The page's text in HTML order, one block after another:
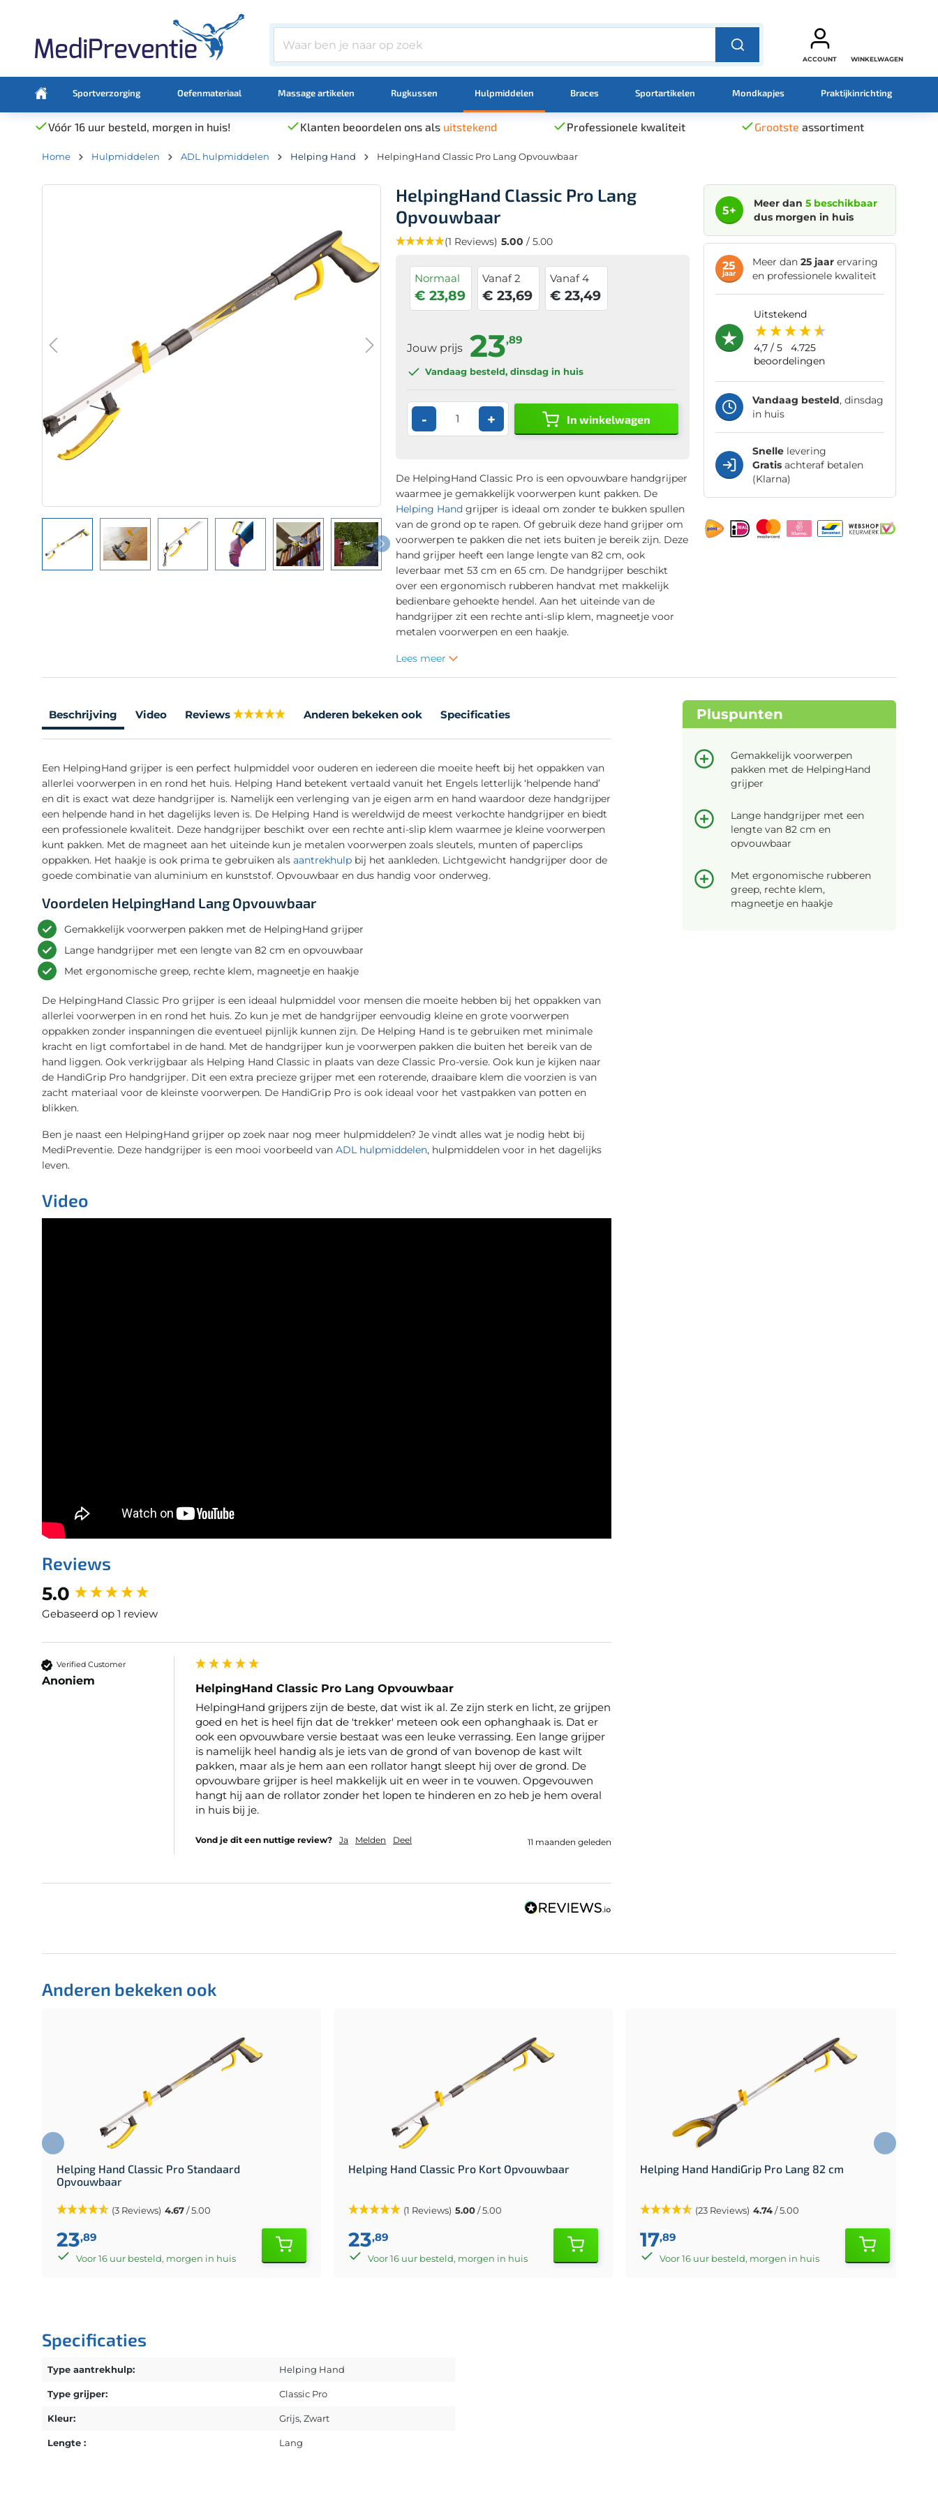
ACCOUNT WINKELWAGEN
Sportverzorging Oefenmateriaal Massage artikelen Rugkussen Hulpmiddelen Braces Sportartikelen Mondkapjes Praktijkinrichting
Vóór 16 uur besteld, morgen in huis! Klanten beoordelen ons als uitstekend Professionele kwaliteit Grootste assortiment
Home Hulpmiddelen ADL hulpmiddelen Helping Hand HelpingHand Classic Pro Lang Opvouwbaar
HelpingHand Classic Pro Lang
Opvouwbaar
(1 Reviews) 5.00 / 5.00
Normaal
€ 23,89
Vanaf 2
€ 23,69
Vanaf 4
€ 23,49
Jouw prijs 23,89
Vandaag besteld, dinsdag in huis
- + In winkelwagen
De HelpingHand Classic Pro is een opvouwbare handgrijper
waarmee je gemakkelijk voorwerpen kunt pakken. De
Helping Handgrijper is ideaal om zonder te bukken spullen
van de grond op te rapen. Of gebruik deze hand grijper om
voorwerpen te pakken die net iets buiten je bereik zijn. Deze
hand grijper heeft een lange lengte van 82 cm, ook
leverbaar met 53 cm en 65 cm. De handgrijper beschikt
over een ergonomisch rubberen handvat met makkelijk
bedienbare gehoekte hendel. Aan het uiteinde van de
handgrijper zit een rechte anti-slip klem, magneetje voor
metalen voorwerpen en een haakje.
Lees meer
5+
Meer dan 5 beschikbaar
dus morgen in huis
25
jaar
Meer dan 25 jaarervaring
en professionele kwaliteit
uitstekend
4,7/ 5
4.725
beoordelingen
Vandaag besteld, dinsdag
in huis
Snellelevering
Gratisachteraf betalen
(Klarna)
Beschrijving Video Reviews Anderen bekeken ook Specificaties
Een HelpingHand grijper is een perfect hulpmiddel voor ouderen en iedereen die moeite heeft bij het oppakken van
allerlei voorwerpen in en rond het huis. Helping Hand betekent vertaald vanuit het Engels letterlijk ‘helpende hand’
en dit is exact wat deze handgrijper is. Namelijk een verlenging van je eigen arm en hand waardoor deze handgrijper
een helpende hand in het dagelijks leven is. De Helping Hand is wereldwijd de meest verkochte handgrijper en biedt
een professionele kwaliteit. Deze handgrijper beschikt over een rechte anti-slip klem waarmee je kleine voorwerpen
kunt pakken. Met de magneet aan het uiteinde kun je metalen voorwerpen zoals sleutels, munten of paperclips
oppakken. Het haakje is ook prima te gebruiken als aantrekhulp bij het aankleden. Lichtgewicht handgrijper door de
goede combinatie van aluminium en kunststof. Opvouwbaar en dus handig voor onderweg.
Voordelen HelpingHand Lang Opvouwbaar
Gemakkelijk voorwerpen pakken met de HelpingHand grijper
Lange handgrijper met een lengte van 82 cm en opvouwbaar
Met ergonomische greep, rechte klem, magneetje en haakje
De HelpingHand Classic Pro grijper is een ideaal hulpmiddel voor mensen die moeite hebben bij het oppakken van
allerlei voorwerpen in en rond het huis. Zo kun je met de handgrijper eenvoudig kleine en grote voorwerpen
oppakken zonder inspanningen die eventueel pijnlijk kunnen zijn. De Helping Hand is te gebruiken met minimale
kracht en ligt comfortabel in de hand. Met de handgrijper kun je voorwerpen pakken die buiten het bereik van de
hand liggen. Ook verkrijgbaar als Helping Hand Classic in plaats van deze Classic Pro-versie. Ook kun je kijken naar
de HandiGrip Pro handgrijper. Dit een extra precieze grijper met een roterende, draaibare klem die voorzien is van
zacht materiaal voor de kleinste voorwerpen. De HandiGrip Pro is ook ideaal voor het vastpakken van potten en
blikken.
Ben je naast een HelpingHand grijper op zoek naar nog meer hulpmiddelen? Je vindt alles wat je nodig hebt bij
MediPreventie. Deze handgrijper is een mooi voorbeeld van ADL hulpmiddelen, hulpmiddelen voor in het dagelijks
leven.
Video
Reviews
5.0
Gebaseerd op 1 review
Verified Customer
Anoniem
HelpingHand Classic Pro Lang Opvouwbaar
HelpingHand grijpers zijn de beste, dat wist ik al. Ze zijn sterk en licht, ze grijpen
goed en het is heel fijn dat de 'trekker' meteen ook een ophanghaak is. Dat er
ook een opvouwbare versie bestaat was een leuke verrassing. Een lange grijper
is namelijk heel handig als je iets van de grond of van bovenop de kast wilt
pakken, maar als je hem aan een rollator hangt sleept hij over de grond. De
opvouwbare grijper is heel makkelijk uit en weer in te vouwen. Opgevouwen
hangt hij aan de rollator zonder het lopen te hinderen en zo heb je hem overal
in huis bij je.
Vond je dit een nuttige review? Ja Melden Deel 11 maanden geleden
New content loaded
Pluspunten
Gemakkelijk voorwerpen
pakken met de HelpingHand
grijper
Lange handgrijper met een
lengte van 82 cm en
opvouwbaar
Met ergonomische rubberen
greep, rechte klem,
magneetje en haakje
Anderen bekeken ook
Helping Hand Classic Pro Standaard
Opvouwbaar
(3 Reviews) 4.67/ 5.00
23,89
Voor 16 uur besteld, morgen in huis
Helping Hand Classic Pro Kort Opvouwbaar
(1 Reviews) 5.00/ 5.00
23,89
Voor 16 uur besteld, morgen in huis
Helping Hand HandiGrip Pro Lang 82 cm
(23 Reviews) 4.74/ 5.00
17,89
Voor 16 uur besteld, morgen in huis
Specificaties
Type aantrekhulp: Helping Hand
Type grijper: Classic Pro
Kleur: Grijs, Zwart
Lengte : Lang